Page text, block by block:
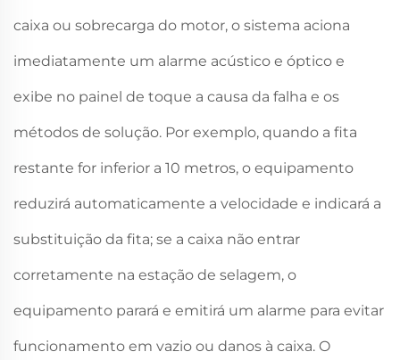
caixa ou sobrecarga do motor, o sistema aciona
imediatamente um alarme acústico e óptico e
exibe no painel de toque a causa da falha e os
métodos de solução. Por exemplo, quando a fita
restante for inferior a 10 metros, o equipamento
reduzirá automaticamente a velocidade e indicará a
substituição da fita; se a caixa não entrar
corretamente na estação de selagem, o
equipamento parará e emitirá um alarme para evitar
funcionamento em vazio ou danos à caixa. O